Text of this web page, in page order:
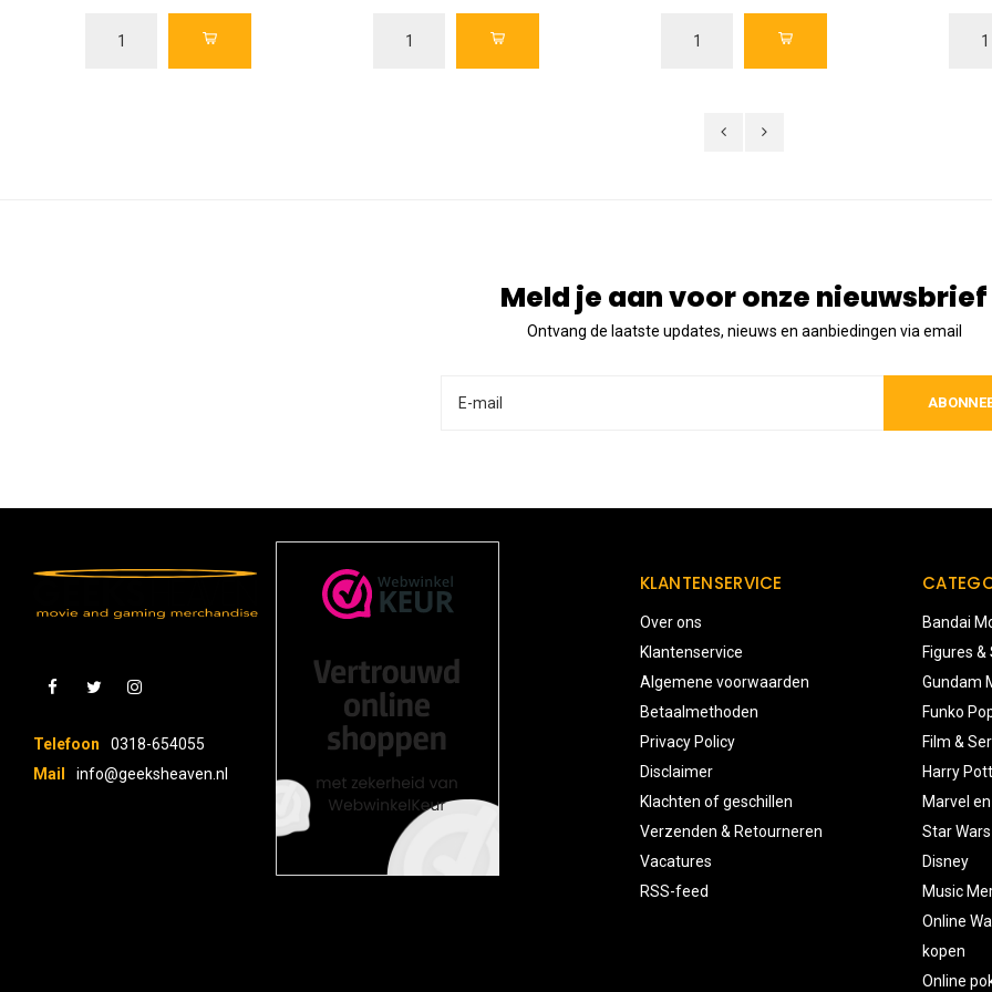
Meld je aan voor onze nieuwsbrief
Ontvang de laatste updates, nieuws en aanbiedingen via email
Telefoon
0318-654055
Mail
info@geeksheaven.nl
KLANTENSERVICE
Over ons
Klantenservice
Algemene voorwaarden
Betaalmethoden
Privacy Policy
Disclaimer
Klachten of geschillen
Verzenden & Retourneren
Vacatures
RSS-feed
Bandai
Figures
Gundam
Funko
Film &
Harry
Marvel en
Star Wars
Disney
Music
Online
kopen
Online